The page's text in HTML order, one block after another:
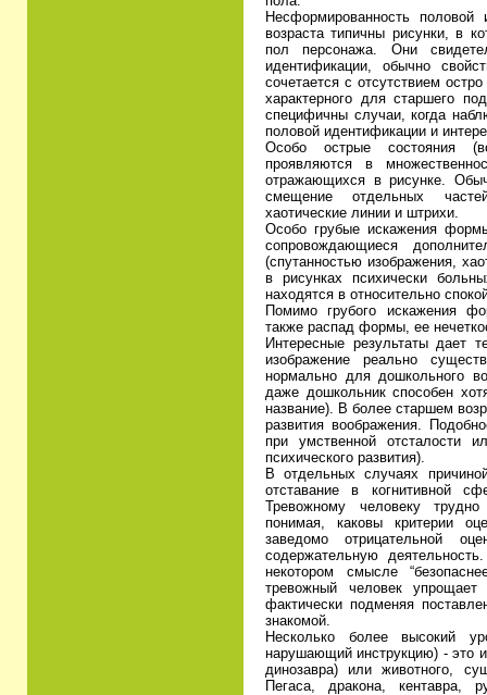
Несформированность половой
возраста типичны рисунки, в
пол персонажа. Они
идентификации, обычно
сочетается с отсутствием
характерного для старшего
специфичны случаи, когда
половой идентификации и
Особо острые состояния
проявляются в
отражающихся в рисунке.
смещение отдельных
хаотические линии и штрихи.
Особо грубые искажения
сопровождающиеся
(спутанностью изображения,
в рисунках психически
находятся в относительно
Помимо грубого искажения
также распад формы, ее
Интересные результаты дает
изображение реально
нормально для дошкольного
даже дошкольник способен
название). В более старшем
развития воображения.
при умственной отсталости
психического развития).
В отдельных случаях
отставание в когнитивной
Тревожному человеку
понимая, каковы критерии
заведомо отрицательной
содержательную
некотором смысле
тревожный человек упрощает
фактически подменяя
знакомой.
Несколько более высокий
нарушающий инструкцию) - это
динозавра) или животного,
Пегаса, дракона, кентавра,